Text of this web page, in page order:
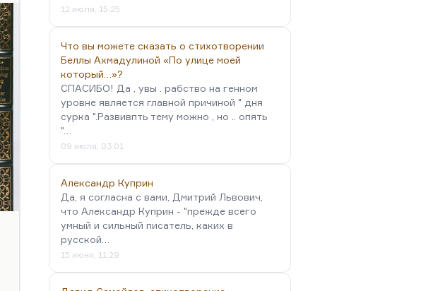
12 июля, 15:25
Что вы можете сказать о стихотворении
Беллы Ахмадулиной «По улице моей
который…»?
СПАСИБО! Да , увы . рабство на генном
уровне является главной причиной " дня
сурка ".Развивпть тему можно , но .. опять
"…
09 июля, 03:01
Александр Куприн
Да, я согласна с вами, Дмитрий Львович,
что Александр Куприн - "прежде всего
умный и сильный писатель, каких в
русской…
15 июня, 11:29